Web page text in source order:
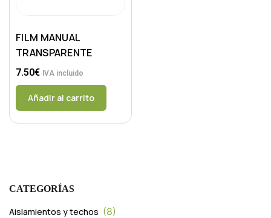
FILM MANUAL
TRANSPARENTE
7.50€ IVA incluido
Añadir al carrito
CATEGORÍAS
Aislamientos y techos 8